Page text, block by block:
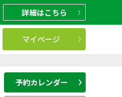
詳細はこちら
マイページ
予約カレンダー